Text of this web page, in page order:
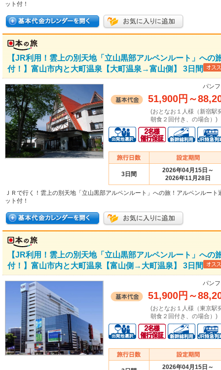
ット付！
【JR利用！雲上の別天地「立山黒部アルペンルート」への
付！】富山市内と大町温泉【大町温泉→富山側】 3日間
パン
51,900円 ～
(おとなお１人様（新宿駅
朝食２回付き、の場合）)
3日間
2026年04月15日～
2026年11月28日
ＪＲで行く！雲上の別天地「立山黒部アルペンルート」への旅！アルペンルート
ット付！
【JR利用！雲上の別天地「立山黒部アルペンルート」への
付！】富山市内と大町温泉【富山側→大町温泉】 3日間
パン
51,900円 ～
(おとなお１人様（東京駅
朝食２回付き、の場合）)
2026年04月15日～